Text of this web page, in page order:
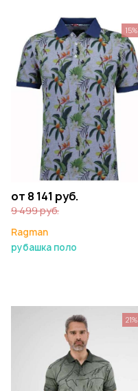
от 8 141 руб.
9 499 руб.
Ragman
рубашка поло
15%
21%